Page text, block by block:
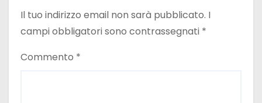
Il tuo indirizzo email non sarà pubblicato. I
campi obbligatori sono contrassegnati *
Commento *